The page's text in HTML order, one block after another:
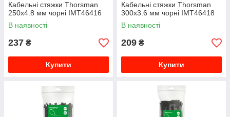
Кабельні стяжки Thorsman
250x4.8 мм чорні IMT46416
В наявності
237 ₴
Купити
Кабельні стяжки Thorsman
300x3.6 мм чорні IMT46418
В наявності
209 ₴
Купити